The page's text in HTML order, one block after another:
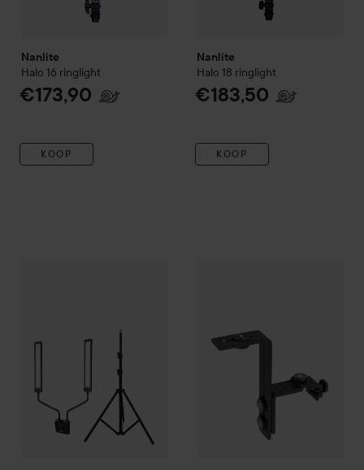
Nanlite
Halo 16 ringlight
€173,90
KOOP
Nanlite
Halo 18 ringlight
€183,50
KOOP